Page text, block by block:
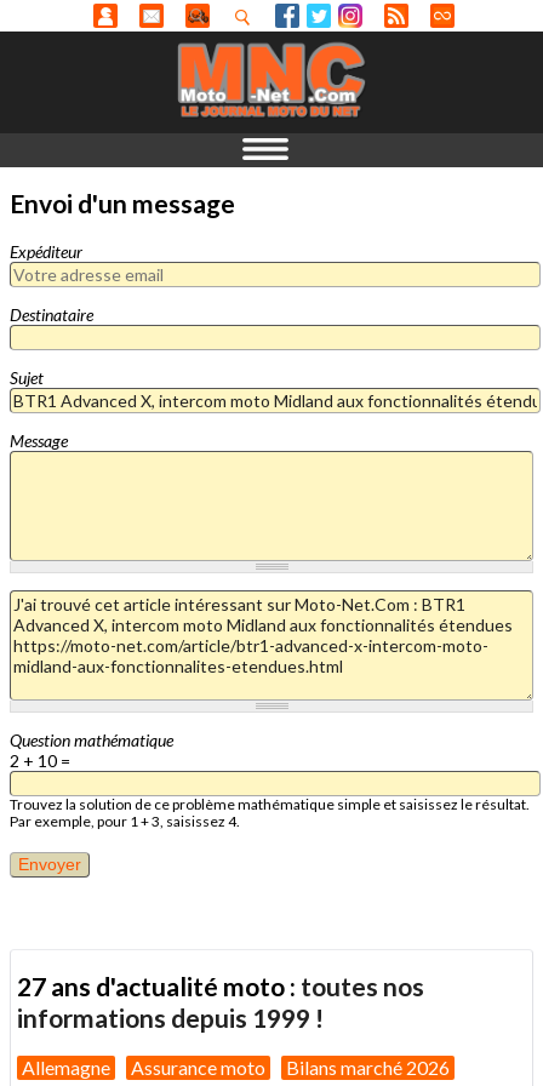
Envoi d'un message
Expéditeur
Destinataire
Sujet
Message
Question mathématique
2 + 10 =
Trouvez la solution de ce problème mathématique simple et saisissez le résultat.
Par exemple, pour 1 + 3, saisissez 4.
27 ans d'actualité moto : toutes nos
informations depuis 1999 !
Allemagne Assurance moto Bilans marché 2026